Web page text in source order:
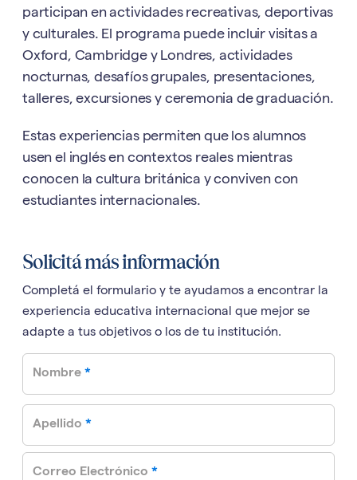
participan en actividades recreativas, deportivas
y culturales. El programa puede incluir visitas a
Oxford, Cambridge y Londres, actividades
nocturnas, desafíos grupales, presentaciones,
talleres, excursiones y ceremonia de graduación.
Estas experiencias permiten que los alumnos
usen el inglés en contextos reales mientras
conocen la cultura británica y conviven con
estudiantes internacionales.
Solicitá más información
Completá el formulario y te ayudamos a encontrar la
experiencia educativa internacional que mejor se
adapte a tus objetivos o los de tu institución.
Nombre *required
Apellido *required
Correo Electrónico *required